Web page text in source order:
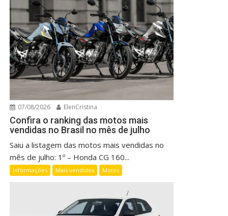
07/08/2026 ElenCristina
Confira o ranking das motos mais
vendidas no Brasil no mês de julho
Saiu a listagem das motos mais vendidas no
mês de julho: 1º – Honda CG 160...
Informações Mais vendidos Motos